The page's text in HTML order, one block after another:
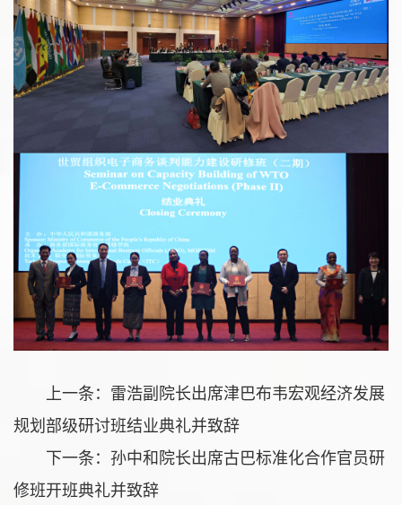
上一条： 雷浩副院长出席津巴布韦宏观经济发展
规划部级研讨班结业典礼并致辞
下一条： 孙中和院长出席古巴标准化合作官员研
修班开班典礼并致辞